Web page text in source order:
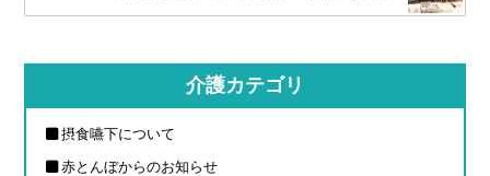
介護カテゴリ
摂食嚥下について
赤とんぼからのお知らせ